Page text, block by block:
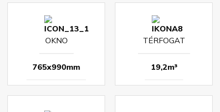
OKNO
765x990mm
TÉRFOGAT
19,2m³